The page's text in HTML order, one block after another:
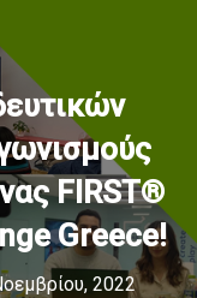
FIRST®
Greece!
2022